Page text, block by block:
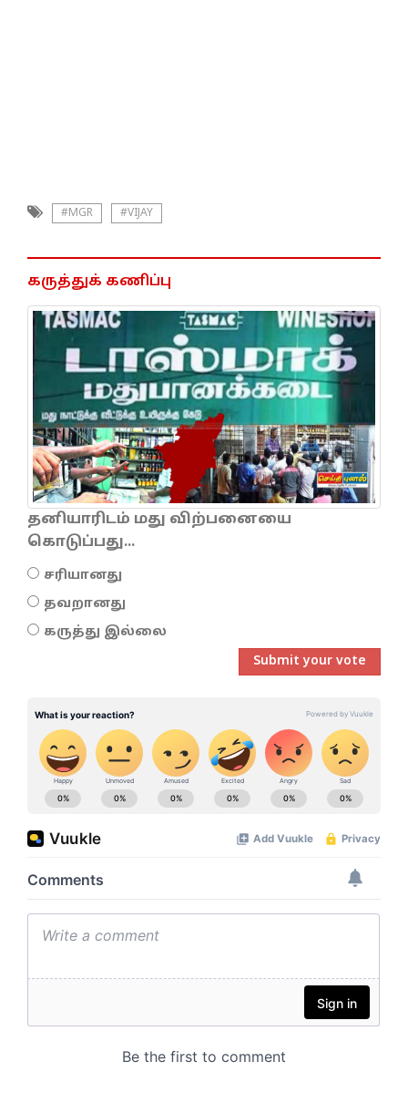
#MGR #VIJAY
கருத்துக் கணிப்பு
தனியாரிடம் மது விற்பனையை
கொடுப்பது...
சரியானது
தவறானது
கருத்து இல்லை
Submit your vote